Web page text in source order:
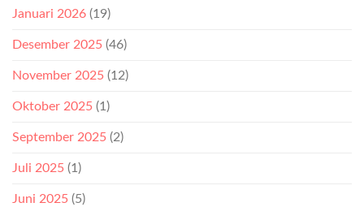
Januari 2026 (19)
Desember 2025 (46)
November 2025 (12)
Oktober 2025 (1)
September 2025 (2)
Juli 2025 (1)
Juni 2025 (5)